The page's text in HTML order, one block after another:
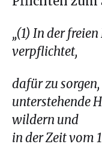
„(1) In der
verpflichtet,
dafür zu
unterstehende
wildern und
in der Zeit vom